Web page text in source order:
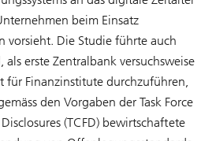
beim Einsatz
vorsieht. Die Studie führte auch
als erste Zentralbank versuchsweise
für Finanzinstitute durchzuführen,
den Vorgaben der Task Force
(TCFD) bewirtschaftete